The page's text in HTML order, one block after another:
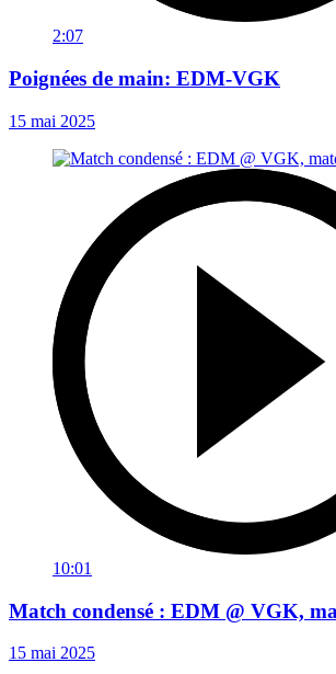
2:07
Poignées de main: EDM-VGK
15 mai 2025
10:01
Match condensé : EDM @ VGK,
15 mai 2025